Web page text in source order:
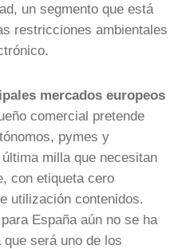
un segmento que está
restricciones ambientales
mercados europeos
comercial pretende
pymes y
milla que necesitan
con etiqueta cero
utilización contenidos.
España aún no se ha
será uno de los